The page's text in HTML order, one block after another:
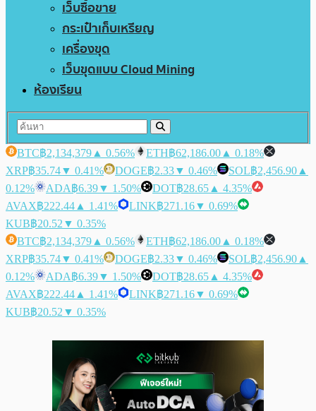
เว็บซื้อขาย
กระเป๋าเก็บเหรียญ
เครื่องขุด
เว็บขุดแบบ Cloud Mining
ห้องเรียน
BTC฿2,134,379 ▲ 0.56% ETH฿62,186.00 ▲ 0.18%
XRP฿35.74▼ 0.41% DOGE฿2.33▼ 0.46% SOL฿2,456.90 ▲
0.12%
ADA฿6.39▼ 1.50% DOT฿28.65 ▲ 4.35%
AVAX฿222.44 ▲ 1.41% LINK฿271.16▼ 0.69%
KUB฿20.52 ▼ 0.35%
BTC฿2,134,379 ▲ 0.56% ETH฿62,186.00 ▲ 0.18%
XRP฿35.74▼ 0.41% DOGE฿2.33▼ 0.46% SOL฿2,456.90 ▲
0.12%
ADA฿6.39▼ 1.50% DOT฿28.65 ▲ 4.35%
AVAX฿222.44 ▲ 1.41% LINK฿271.16▼ 0.69%
KUB฿20.52 ▼ 0.35%